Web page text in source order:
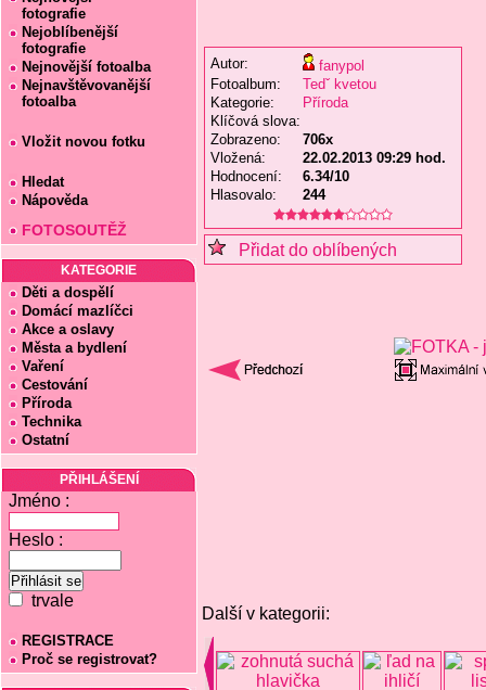
fotografie
Nejoblíbenější
fotografie
Nejnovější fotoalba
Nejnavštěvovanější
fotoalba
Vložit novou fotku
Hledat
Nápověda
FOTOSOUTĚŽ
KATEGORIE
Děti a dospělí
Domácí mazlíčci
Akce a oslavy
Města a bydlení
Vaření
Cestování
Příroda
Technika
Ostatní
PŘIHLÁŠENÍ
Jméno :
Heslo :
trvale
REGISTRACE
Proč se registrovat?
Autor:
fanypol
Fotoalbum:
Tedˇ kvetou
Kategorie:
Příroda
Klíčová slova:
Zobrazeno:
706x
Vložená:
22.02.2013 09:29 hod.
Hodnocení:
6.34/10
Hlasovalo:
244
Přidat do oblíbených
Další v kategorii: